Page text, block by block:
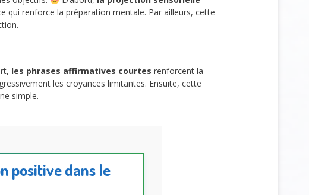
qui renforce la préparation mentale. Par ailleurs, cette
les phrases affirmatives courtes renforcent la
les croyances limitantes. Ensuite, cette
simple.
positive dans le